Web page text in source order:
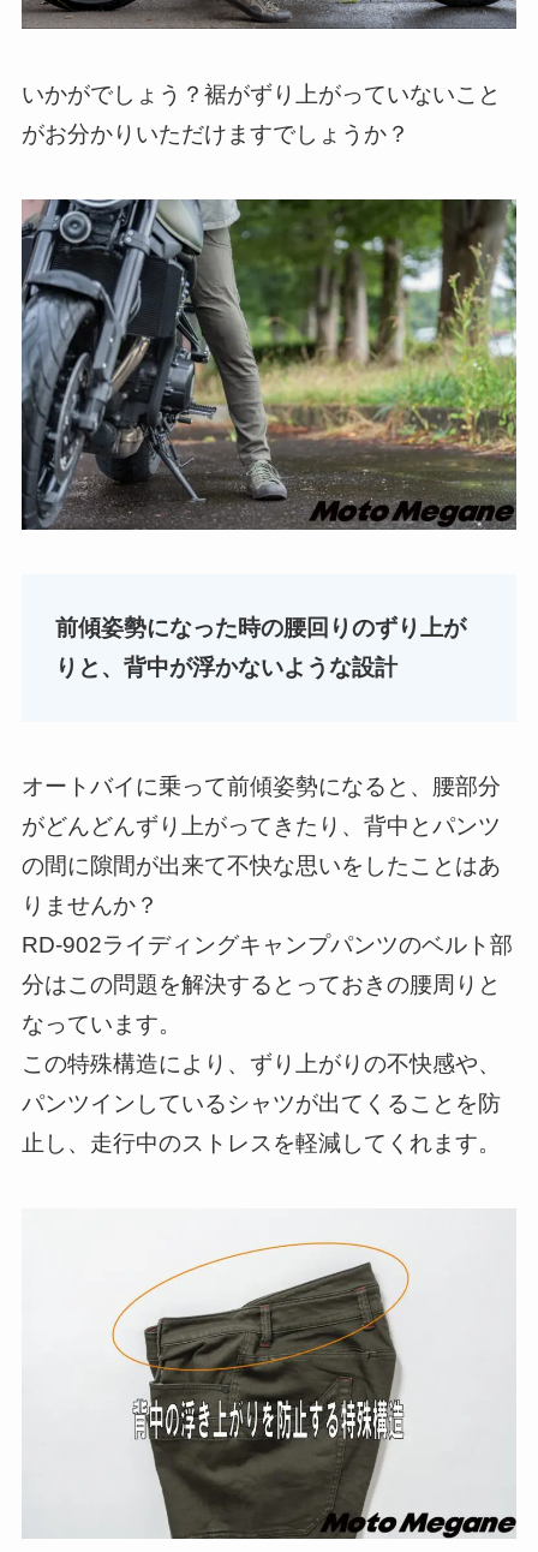
いかがでしょう？裾がずり上がっていないこと
がお分かりいただけますでしょうか？
前傾姿勢になった時の腰回りのずり上が
りと、背中が浮かないような設計
オートバイに乗って前傾姿勢になると、腰部分
がどんどんずり上がってきたり、背中とパンツ
の間に隙間が出来て不快な思いをしたことはあ
りませんか？
RD-902ライディングキャンプパンツのベルト部
分はこの問題を解決するとっておきの腰周りと
なっています。
この特殊構造により、ずり上がりの不快感や、
パンツインしているシャツが出てくることを防
止し、走行中のストレスを軽減してくれます。